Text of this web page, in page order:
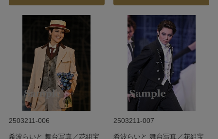
2503211-006
希波らいと 舞台写真／花組宝
2503211-007
希波らいと 舞台写真／花組宝